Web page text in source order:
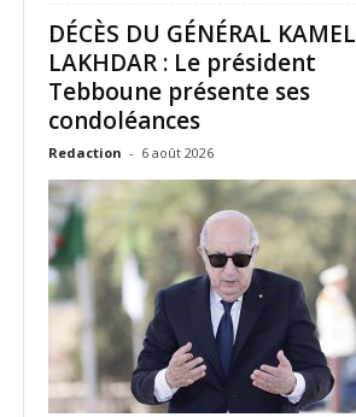
DÉCÈS DU GÉNÉRAL KAMEL
LAKHDAR : Le président
Tebboune présente ses
condoléances
Redaction - 6 août 2026